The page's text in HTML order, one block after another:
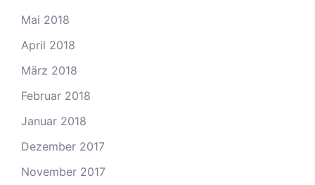
Mai 2018
April 2018
März 2018
Februar 2018
Januar 2018
Dezember 2017
November 2017